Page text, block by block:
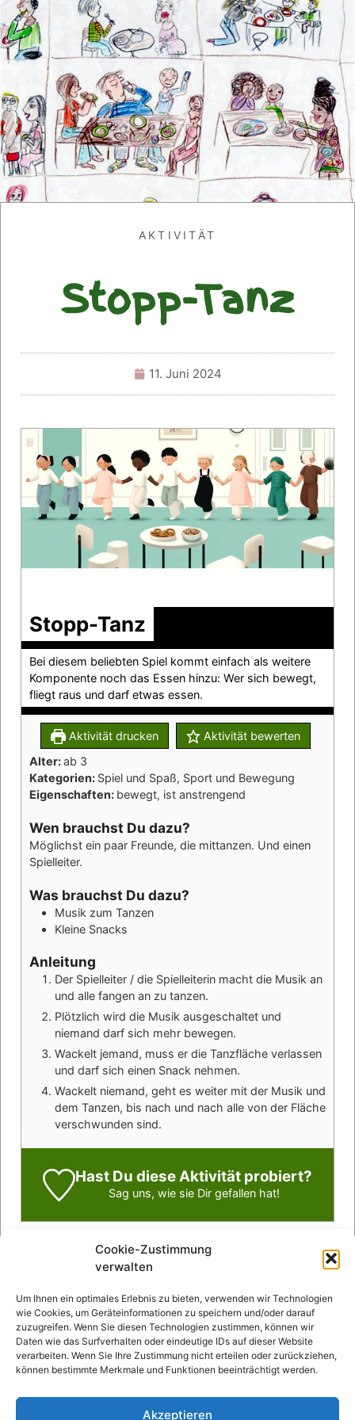
Cookie-Zustimmung
verwalten
Um Ihnen ein optimales Erlebnis zu bieten, verwenden wir Technologien
wie Cookies, um Geräteinformationen zu speichern und/oder darauf
zuzugreifen. Wenn Sie diesen Technologien zustimmen, können wir
Daten wie das Surfverhalten oder eindeutige IDs auf dieser Website
verarbeiten. Wenn Sie Ihre Zustimmung nicht erteilen oder zurückziehen,
können bestimmte Merkmale und Funktionen beeinträchtigt werden.
Akzeptieren
AKTIVITÄT
Stopp-Tanz
11. Juni 2024
Stopp-Tanz
Bei diesem beliebten Spiel kommt einfach als weitere
Komponente noch das Essen hinzu: Wer sich bewegt,
fliegt raus und darf etwas essen.
Aktivität drucken
Aktivität bewerten
Alter:ab 3
Kategorien: Spiel und Spaß, Sport und Bewegung
Eigenschaften: bewegt, ist anstrengend
Wen brauchst Du dazu?
Möglichst ein paar Freunde, die mittanzen. Und einen
Spielleiter.
Was brauchst Du dazu?
Musik zum Tanzen
Kleine Snacks
Anleitung
Der Spielleiter / die Spielleiterin macht die Musik an
und alle fangen an zu tanzen.
Plötzlich wird die Musik ausgeschaltet und
niemand darf sich mehr bewegen.
Wackelt jemand, muss er die Tanzfläche verlassen
und darf sich einen Snack nehmen.
Wackelt niemand, geht es weiter mit der Musik und
dem Tanzen, bis nach und nach alle von der Fläche
verschwunden sind.
Hast Du diese Aktivität probiert?
Sag uns, wie sie Dir gefallen hat!
Wir hoffen, dass euch dieser Artikel weitergeholfen
hat. Wenn Fragen offen geblieben sind, schreibt
uns. Und wenn ihr eine persönliche Beratung
wünscht, könnt ihr euch gerne an unserekostenlose
Krebspatient:innen kostenlos wissenschaftlich